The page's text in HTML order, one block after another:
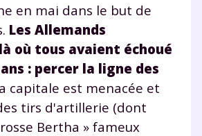
en mai dans le but de
Les Allemands
où tous avaient échoué
: percer la ligne des
capitale est menacée et
tirs d'artillerie (dont
Bertha » fameux
progresser
réussir votre
scolaire ?